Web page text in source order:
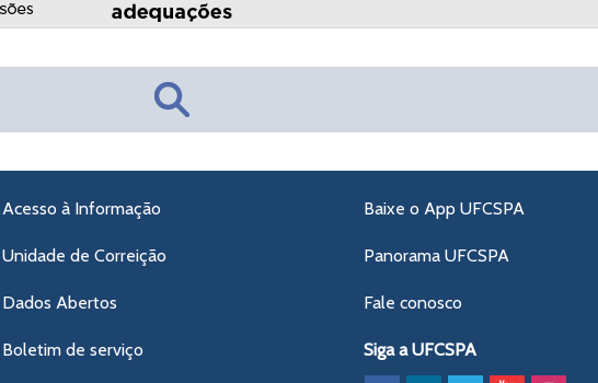
Acesso à Informação
Unidade de Correição
Dados Abertos
Boletim de serviço
Baixe o App UFCSPA
Panorama UFCSPA
Fale conosco
Siga a UFCSPA